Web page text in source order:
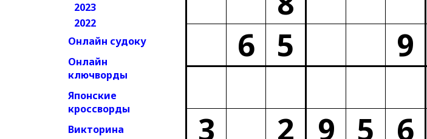
2023
2022
Онлайн судоку
Онлайн
ключворды
Японские
кроссворды
Викторина
6 5 9
3
2 9 5
6